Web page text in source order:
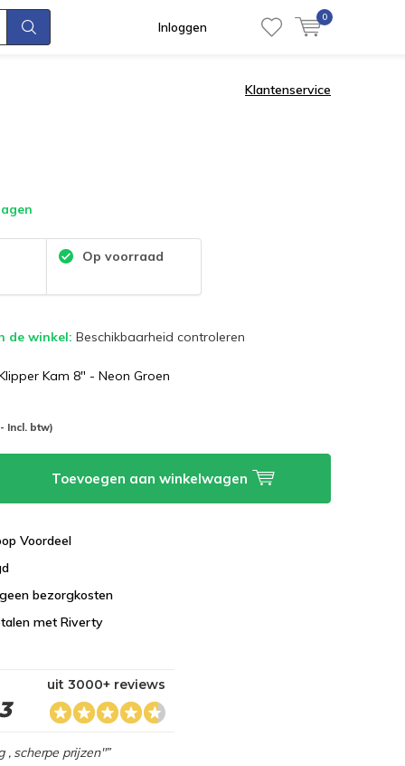
Inloggen
0
Klantenservice
Op voorraad
de winkel:Beschikbaarheid controleren
Kam 8" - Neon Groen
Incl. btw)
Toevoegen aan winkelwagen
Voordeel
bezorgkosten
met Riverty
uit 3000+ reviews
, scherpe prijzen"”